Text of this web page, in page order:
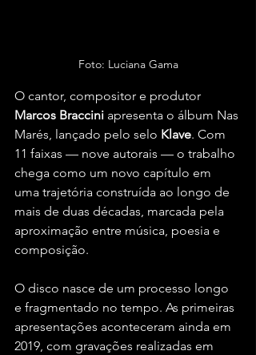
Foto: Luciana Gama
O cantor, compositor e produtor
Marcos Braccini apresenta o álbum Nas
Marés, lançado pelo selo Klave. Com
11 faixas — nove autorais — o trabalho
chega como um novo capítulo em
uma trajetória construída ao longo de
mais de duas décadas, marcada pela
aproximação entre música, poesia e
composição.
O disco nasce de um processo longo
e fragmentado no tempo. As primeiras
apresentações aconteceram ainda em
2019, com gravações realizadas em